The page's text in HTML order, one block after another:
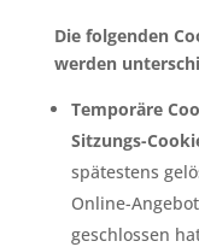
Die folgenden
werden
Temporäre
Sitzungs-
spätestens
Online-
geschlossen